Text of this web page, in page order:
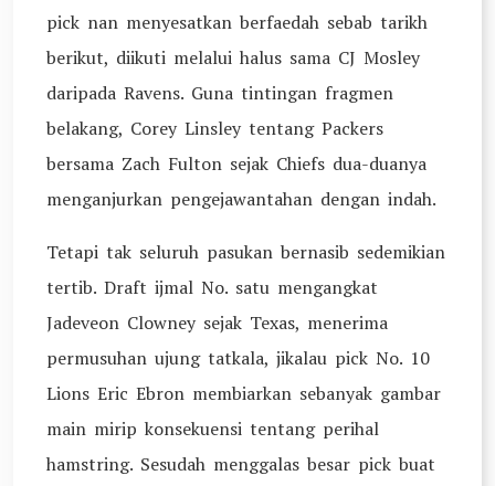
pick nan menyesatkan berfaedah sebab tarikh
berikut, diikuti melalui halus sama CJ Mosley
daripada Ravens. Guna tintingan fragmen
belakang, Corey Linsley tentang Packers
bersama Zach Fulton sejak Chiefs dua-duanya
menganjurkan pengejawantahan dengan indah.
Tetapi tak seluruh pasukan bernasib sedemikian
tertib. Draft ijmal No. satu mengangkat
Jadeveon Clowney sejak Texas, menerima
permusuhan ujung tatkala, jikalau pick No. 10
Lions Eric Ebron membiarkan sebanyak gambar
main mirip konsekuensi tentang perihal
hamstring. Sesudah menggalas besar pick buat